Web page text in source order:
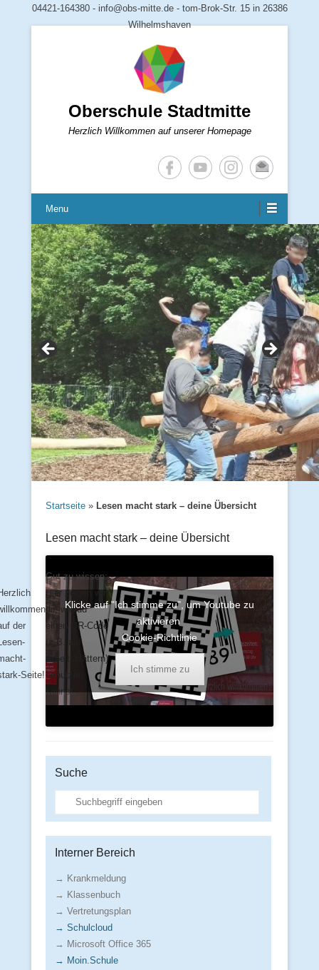
04421-164380 - info@obs-mitte.de - tom-Brok-Str. 15 in 26386
Wilhelmshaven
Oberschule Stadtmitte
Herzlich Willkommen auf unserer Homepage
Menu
Startseite » Lesen macht stark – deine Übersicht
Lesen macht stark – deine Übersicht
der
Seite!
Gut zu wissen:
Hier zeigen wir
dir, wie du
einen QR-Code
(z.B. auf
Arbeitsblättern)
benutzen
kannst.
Klicke auf "Ich stimme zu", um Youtube zu
aktivieren
Cookie-Richtlinie
Ich stimme zu
Suche
Suche
Interner Bereich
→ Krankmeldung
→ Klassenbuch
→ Vertretungsplan
→ Schulcloud
→ Microsoft Office 365
→ Moin.Schule